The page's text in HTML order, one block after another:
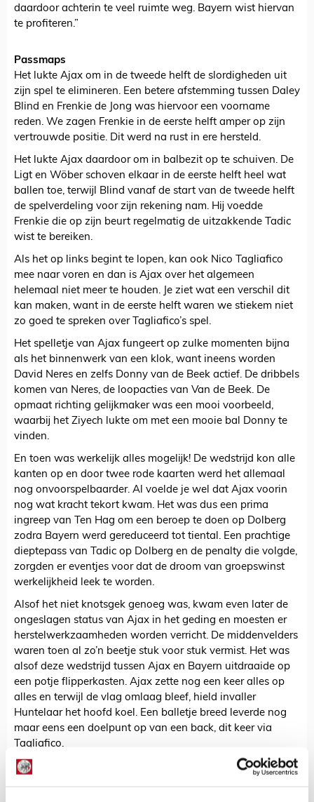
daardoor achterin te veel ruimte weg. Bayern wist hiervan
te profiteren.”
Passmaps
Het lukte Ajax om in de tweede helft de slordigheden uit
zijn spel te elimineren. Een betere afstemming tussen Daley
Blind en Frenkie de Jong was hiervoor een voorname
reden. We zagen Frenkie in de eerste helft amper op zijn
vertrouwde positie. Dit werd na rust in ere hersteld.
Het lukte Ajax daardoor om in balbezit op te schuiven. De
Ligt en Wöber schoven elkaar in de eerste helft heel wat
ballen toe, terwijl Blind vanaf de start van de tweede helft
de spelverdeling voor zijn rekening nam. Hij voedde
Frenkie die op zijn beurt regelmatig de uitzakkende Tadic
wist te bereiken.
Als het op links begint te lopen, kan ook Nico Tagliafico
mee naar voren en dan is Ajax over het algemeen
helemaal niet meer te houden. Je ziet wat een verschil dit
kan maken, want in de eerste helft waren we stiekem niet
zo goed te spreken over Tagliafico’s spel.
Het spelletje van Ajax fungeert op zulke momenten bijna
als het binnenwerk van een klok, want ineens worden
David Neres en zelfs Donny van de Beek actief. De dribbels
komen van Neres, de loopacties van Van de Beek. De
opmaat richting gelijkmaker was een mooi voorbeeld,
waarbij het Ziyech lukte om met een mooie bal Donny te
vinden.
En toen was werkelijk alles mogelijk! De wedstrijd kon alle
kanten op en door twee rode kaarten werd het allemaal
nog onvoorspelbaarder. Al voelde je wel dat Ajax voorin
nog wat kracht tekort kwam. Het was dus een prima
ingreep van Ten Hag om een beroep te doen op Dolberg
zodra Bayern werd gereduceerd tot tiental. Een prachtige
dieptepass van Tadic op Dolberg en de penalty die volgde,
zorgden er eventjes voor dat de droom van groepswinst
werkelijkheid leek te worden.
Alsof het niet knotsgek genoeg was, kwam even later de
ongeslagen status van Ajax in het geding en moesten er
herstelwerkzaamheden worden verricht. De middenvelders
waren toen al zo’n beetje stuk voor stuk vermist. Het was
alsof deze wedstrijd tussen Ajax en Bayern uitdraaide op
een potje flipperkasten. Ajax zette nog een keer alles op
alles en terwijl de vlag omlaag bleef, hield invaller
Huntelaar het hoofd koel. Een balletje breed leverde nog
maar eens een doelpunt op van een back, dit keer via
Tagliafico.
https://twitter.com/ajaxlife/status/1073211976376037378